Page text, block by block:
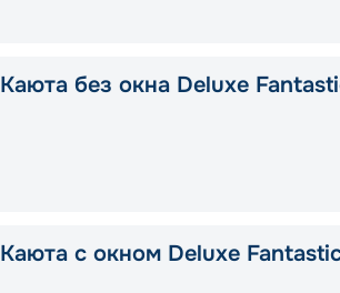
Каюта без окна Deluxe
Каюта с окном Deluxe